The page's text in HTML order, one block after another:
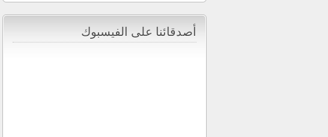
أصدقائنا على الفيسبوك